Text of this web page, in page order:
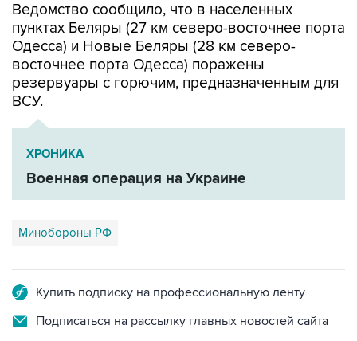
Ведомство сообщило, что в населенных
пунктах Беляры (27 км северо-восточнее порта
Одесса) и Новые Беляры (28 км северо-
восточнее порта Одесса) поражены
резервуары с горючим, предназначенным для
ВСУ.
ХРОНИКА
Военная операция на Украине
Минобороны РФ
Купить подписку на профессиональную ленту
Подписаться на рассылку главных новостей сайта